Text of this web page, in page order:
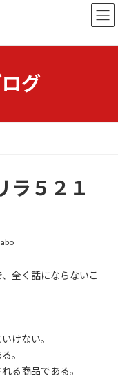
グ
ラ５２１
全く話にならないこ
けない。
。
る商品である。